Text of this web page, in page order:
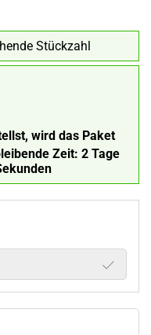
Stückzahl
wird das Paket
Zeit: 2 Tage